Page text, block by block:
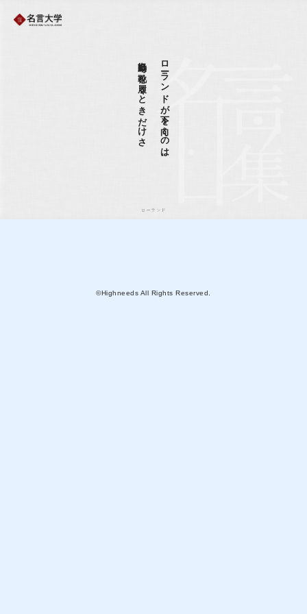
ローランドが下を向くのは、
出勤時に靴を履くときだけさ
ローランド
©Highneeds All Rights Reserved.